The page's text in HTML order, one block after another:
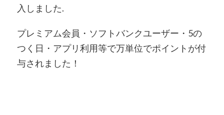
入しました.
プレミアム会員・ソフトバンクユーザー・5の
つく日・アプリ利用等で万単位でポイントが付
与されました！